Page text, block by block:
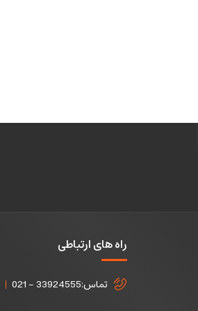
راه های ارتباطی
تماس:021 - 33924555